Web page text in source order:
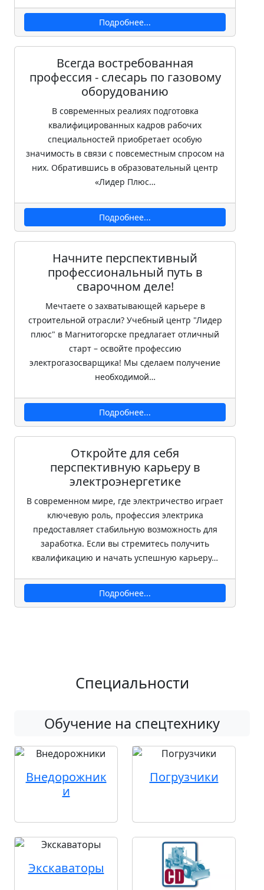
Подробнее...
Всегда востребованная
профессия - слесарь по газовому
оборудованию
В современных реалиях подготовка
квалифицированных кадров рабочих
специальностей приобретает особую
значимость в связи с повсеместным спросом на
них. Обратившись в образовательный центр
«Лидер Плюс…
Подробнее...
Начните перспективный
профессиональный путь в
сварочном деле!
Мечтаете о захватывающей карьере в
строительной отрасли? Учебный центр "Лидер
плюс" в Магнитогорске предлагает отличный
старт – освойте профессию
электрогазосварщика! Мы сделаем получение
необходимой…
Подробнее...
Откройте для себя
перспективную карьеру в
электроэнергетике
В современном мире, где электричество играет
ключевую роль, профессия электрика
предоставляет стабильную возможность для
заработка. Если вы стремитесь получить
квалификацию и начать успешную карьеру…
Подробнее...
Специальности
Обучение на спецтехнику
Внедорожник
и
Погрузчики
Экскаваторы